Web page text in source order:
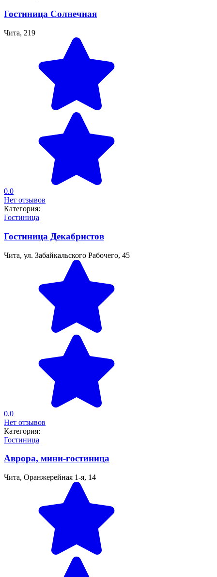
Гостиница Солнечная
Чита, 219
0.0
Нет отзывов
Категория:
Гостиница
Гостиница Декабристов
Чита, ул. Забайкальского Рабочего, 45
0.0
Нет отзывов
Категория:
Гостиница
Аврора, мини-гостиница
Чита, Оранжерейная 1-я, 14